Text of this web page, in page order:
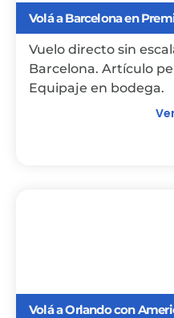
Volá a Barcelona en
Vuelo directo sin
Barcelona. Artículo
Equipaje en bodega.
Volá a Orlando con